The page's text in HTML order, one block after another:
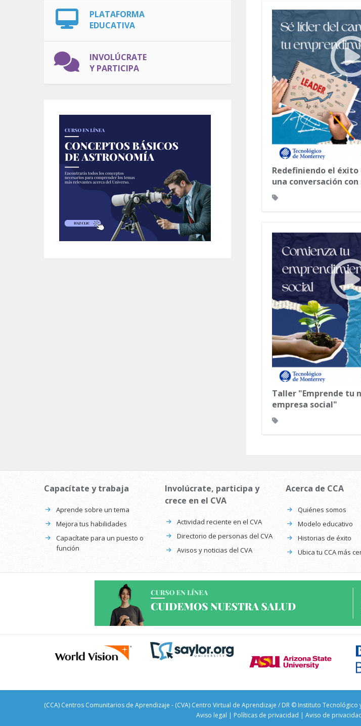
PLATAFORMA
EDUCATIVA
INVOLÚCRATE
Y PARTICIPA
Redefiniendo el
una conversación
natura
Taller "Emprende tu
empresa social"
Capacítate y trabaja
Aprende sobre un tema
Mejora tus habilidades
Capacítate para un puesto o
función
Involúcrate, participa y
crece en el CVA
Actividad reciente en el CVA
Directorio de personas del CVA
Avisos y noticias del CVA
Acerca de CCA
Quiénes somos
Modelo educativo
Historias de éxito
Ubica tu CCA más
(CCA) Centros Comunitarios de Aprendizaje - (CVA) Centro Virtual de Aprendizaje / DR © Instituto
Aviso legal | Políticas de privacidad | Aviso de